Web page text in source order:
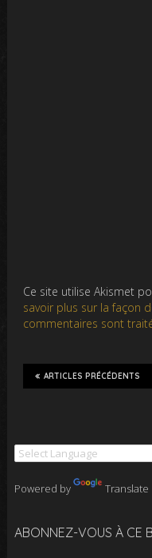
Ce site utilise Akismet
savoir plus sur la façon
commentaires sont
ARTICLES PRÉCÉDENTS
Powered by Translate
ABONNEZ-VOUS À CE